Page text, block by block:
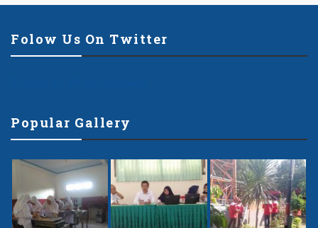
Folow Us On Twitter
Popular Gallery